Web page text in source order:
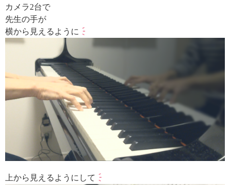
カメラ2台で
先生の手が
横から見えるように
上から見えるようにして